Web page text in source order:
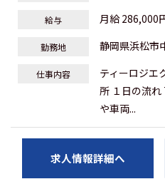
給与 月給 286,000
勤務地 静岡県浜松市
仕事内容
ティーロジエ
所 １日の流
や車両...
求人情報詳細へ